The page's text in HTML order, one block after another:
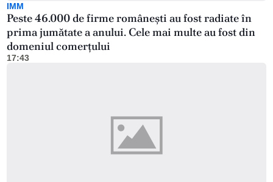
IMM
Peste 46.000 de firme românești au fost radiate în
prima jumătate a anului. Cele mai multe au fost din
domeniul comerțului
17:43